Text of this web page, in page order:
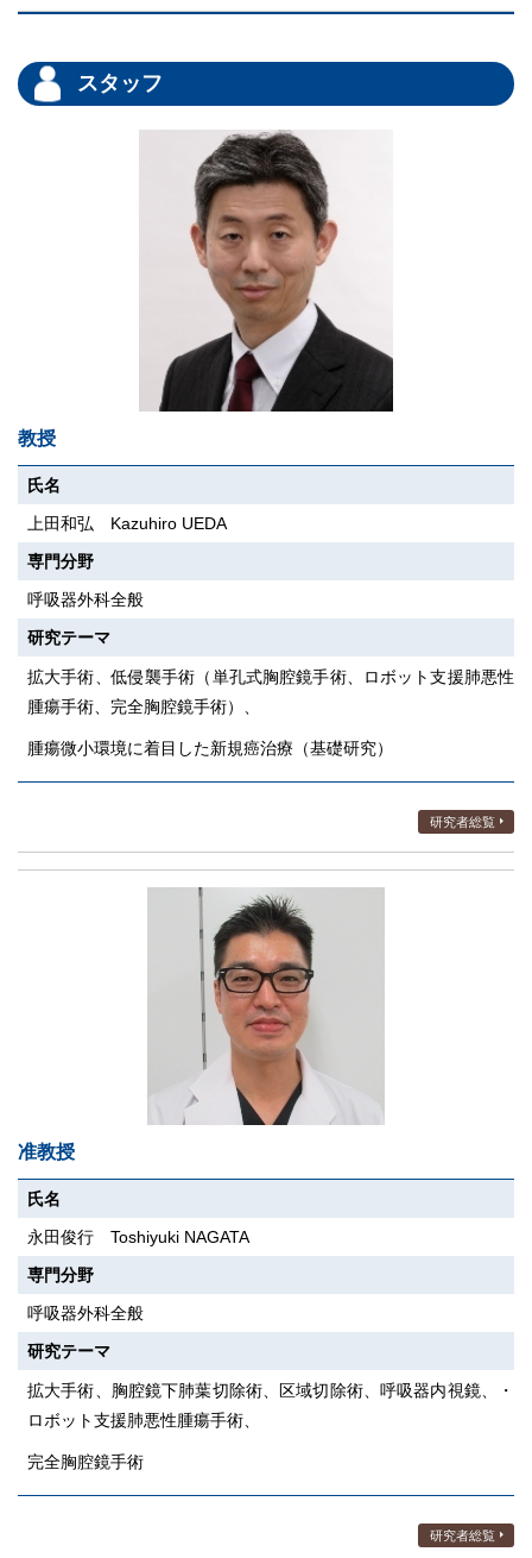
スタッフ
教授
氏名
上田和弘 Kazuhiro UEDA
専門分野
呼吸器外科全般
研究テーマ
拡大手術、低侵襲手術（単孔式胸腔鏡手術、ロボット支援肺悪性
腫瘍手術、完全胸腔鏡手術）、
腫瘍微小環境に着目した新規癌治療（基礎研究）
研究者総覧
准教授
氏名
永田俊行 Toshiyuki NAGATA
専門分野
呼吸器外科全般
研究テーマ
拡大手術、胸腔鏡下肺葉切除術、区域切除術、呼吸器内視鏡、・
ロボット支援肺悪性腫瘍手術、
完全胸腔鏡手術
研究者総覧